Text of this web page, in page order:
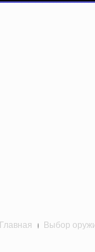
Главная Выбор